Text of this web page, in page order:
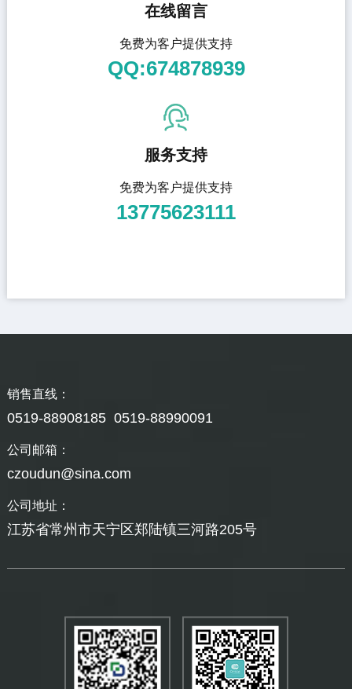
在线留言
免费为客户提供支持
QQ:674878939
服务支持
免费为客户提供支持
13775623111
销售直线：
0519-88908185 0519-88990091
公司邮箱：
czoudun@sina.com
公司地址：
江苏省常州市天宁区郑陆镇三河路205号